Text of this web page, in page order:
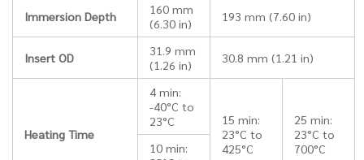
Immersion Depth
160 mm
(6.30 in)
193 mm (7.60 in)
Insert OD
31.9 mm
(1.26 in)
30.8 mm (1.21 in)
Heating Time
4 min:
-40°C to
23°C
15 min:
23°C to
425°C
25 min:
23°C to
700°C
10 min: